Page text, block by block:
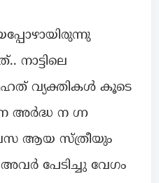
വ്യക്തികൾ കൂടെ
അർദ്ധ ന ഗ്ന
ആയ സ്ത്രീയും
പേടിച്ചു വേഗം